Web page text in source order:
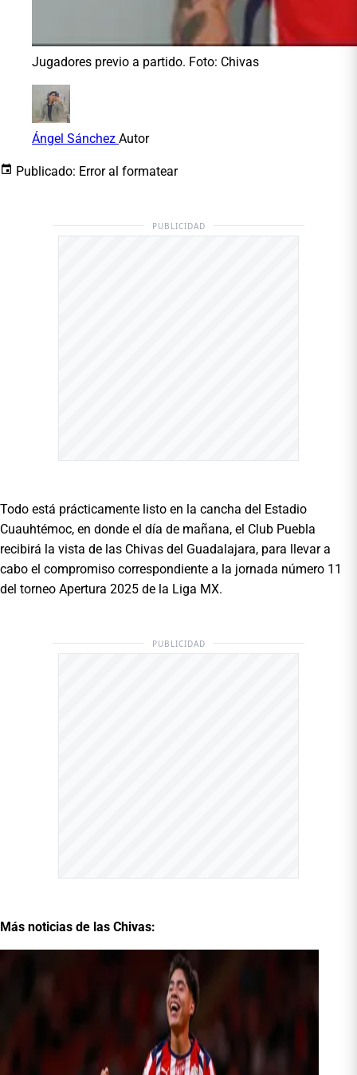
Jugadores previo a partido. Foto: Chivas
Ángel Sánchez Autor
Publicado: Error al formatear
PUBLICIDAD
Todo está prácticamente listo en la cancha del Estadio
Cuauhtémoc, en donde el día de mañana, el Club Puebla
recibirá la vista de las Chivas del Guadalajara, para llevar a
cabo el compromiso correspondiente a la jornada número 11
del torneo Apertura 2025 de la Liga MX.
PUBLICIDAD
Más noticias de las Chivas: